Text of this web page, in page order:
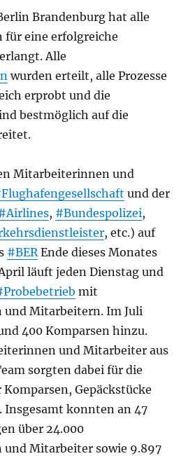
Brandenburg hat alle
für eine erfolgreiche
Alle
wurden erteilt, alle Prozesse
erprobt und die
bestmöglich auf die
Mitarbeiterinnen und
und der
, #Bundespolizei,
, etc.) auf
#BEREnde dieses Monates
läuft jeden Dienstag und
mit
Mitarbeitern. Im Juli
400 Komparsen hinzu.
und Mitarbeiter aus
sorgten dabei für die
Gepäckstücke
Insgesamt konnten an 47
über 24.000
Mitarbeiter sowie 9.897